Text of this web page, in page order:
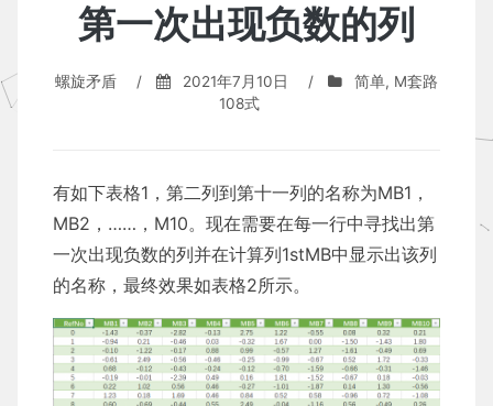
第一次出现负数的列
螺旋矛盾 / 2021年7月10日 / 简单, M套路
108式
有如下表格1，第二列到第十一列的名称为MB1，
MB2，……，M10。现在需要在每一行中寻找出第
一次出现负数的列并在计算列1stMB中显示出该列
的名称，最终效果如表格2所示。